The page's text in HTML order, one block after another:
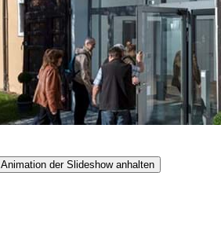
Animation der Slideshow anhalten